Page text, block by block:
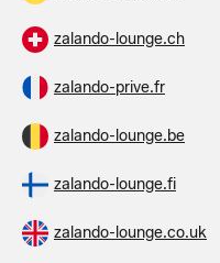
zalando-lounge.ch
zalando-prive.fr
zalando-lounge.be
zalando-lounge.fi
zalando-lounge.co.uk